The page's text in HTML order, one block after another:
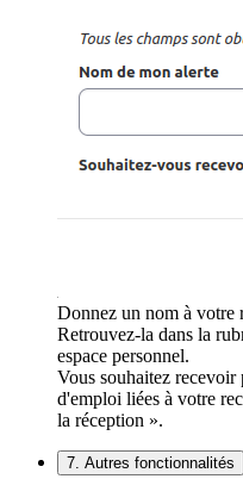
Donnez un nom à votre
Retrouvez-la dans la
espace personnel.
Vous souhaitez
d'emploi liées à votre
la réception ».
7. Autres fonctionnalités